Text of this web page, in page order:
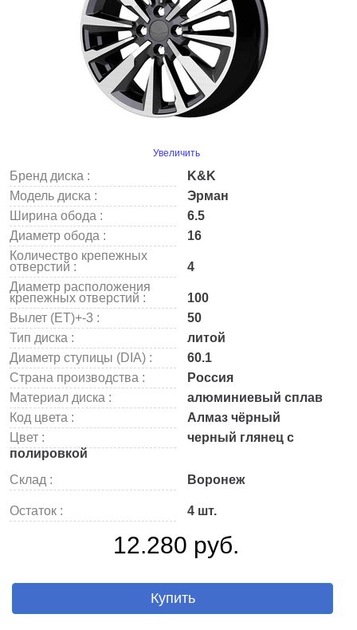
Увеличить
Бренд диска :
K&K
Модель диска :
Эрман
Ширина обода :
6.5
Диаметр обода :
16
Количество крепежных
отверстий :
4
Диаметр расположения
крепежных отверстий :
100
Вылет (ET)+-3 :
50
Тип диска :
литой
Диаметр ступицы (DIA) :
60.1
Страна производства :
Россия
Материал диска :
алюминиевый сплав
Код цвета :
Алмаз чёрный
Цвет :
черный глянец с
полировкой
Склад :
Воронеж
Остаток : 4 шт.
12.280 руб.
Купить